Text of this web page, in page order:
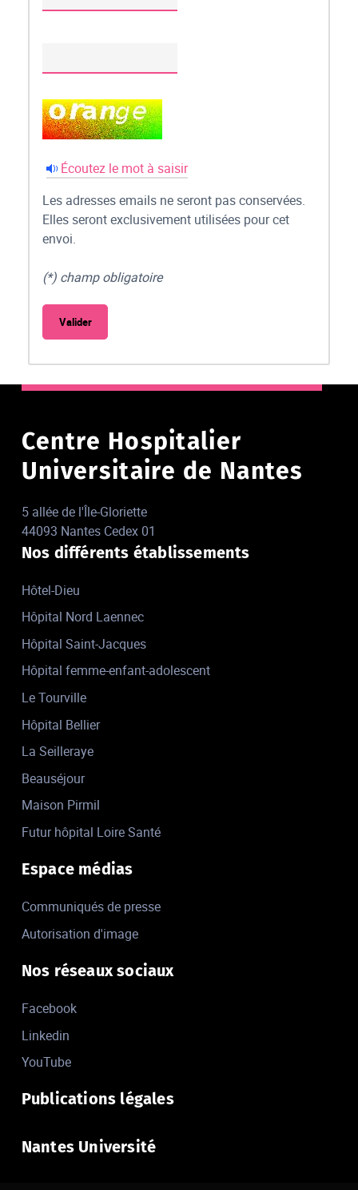
Écoutez le mot à saisir
Les adresses emails ne seront pas conservées.
Elles seront exclusivement utilisées pour cet
envoi.
(*) champ obligatoire
Centre Hospitalier
Universitaire de Nantes
5 allée de l'Île-Gloriette
44093 Nantes Cedex 01
Nos différents établissements
Hôtel-Dieu
Hôpital Nord Laennec
Hôpital Saint-Jacques
Hôpital femme-enfant-adolescent
Le Tourville
Hôpital Bellier
La Seilleraye
Beauséjour
Maison Pirmil
Futur hôpital Loire Santé
Espace médias
Communiqués de presse
Autorisation d'image
Nos réseaux sociaux
Facebook
Linkedin
YouTube
Publications légales
Nantes Université